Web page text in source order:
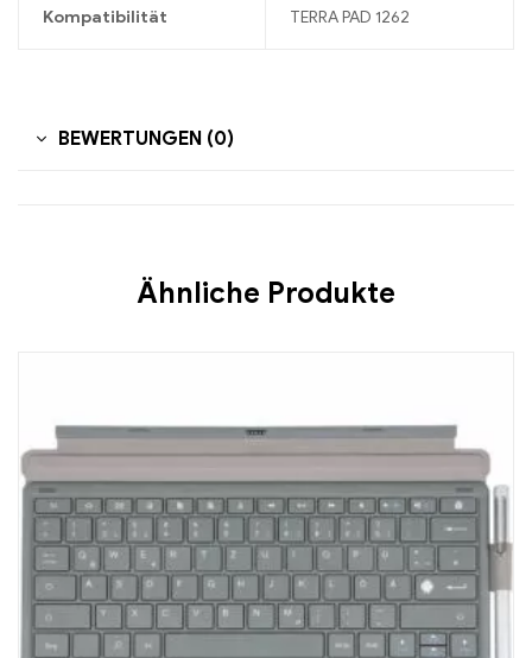
Kompatibilität TERRA PAD 1262
BEWERTUNGEN (0)
Ähnliche Produkte